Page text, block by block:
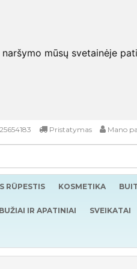
mūsų svetainėje
Pristatymas Mano
RŪPESTIS KOSMETIKA
IR APATINIAI SVEIKATAI